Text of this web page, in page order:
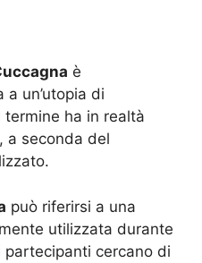
è
un’utopia di
ha in realtà
a seconda del
può riferirsi a una
utilizzata durante
cercano di